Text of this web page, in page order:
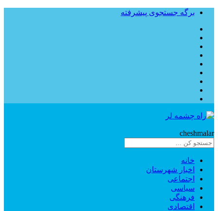
برگه جستجوی پیشرفته
cheshmalar
خانه
اخبار شهرستان
اجتماعی
سیاسی
فرهنگی
اقتصادی